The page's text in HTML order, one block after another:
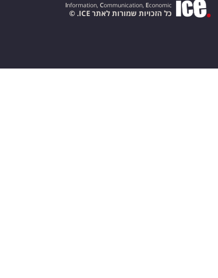
Information, Communication, Economic
כל הזכויות שמורות לאתר ICE. ©